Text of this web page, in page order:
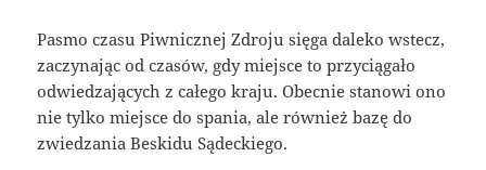
Pasmo czasu Piwnicznej Zdroju sięga daleko wstecz,
zaczynając od czasów, gdy miejsce to przyciągało
odwiedzających z całego kraju. Obecnie stanowi ono
nie tylko miejsce do spania, ale również bazę do
zwiedzania Beskidu Sądeckiego.